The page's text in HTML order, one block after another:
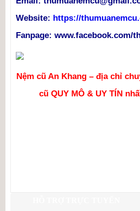
Website: https://
Fanpage: www.facebook.com/
Nệm cũ An Khang – địa chỉ
cũ QUY MÔ & UY TÍN